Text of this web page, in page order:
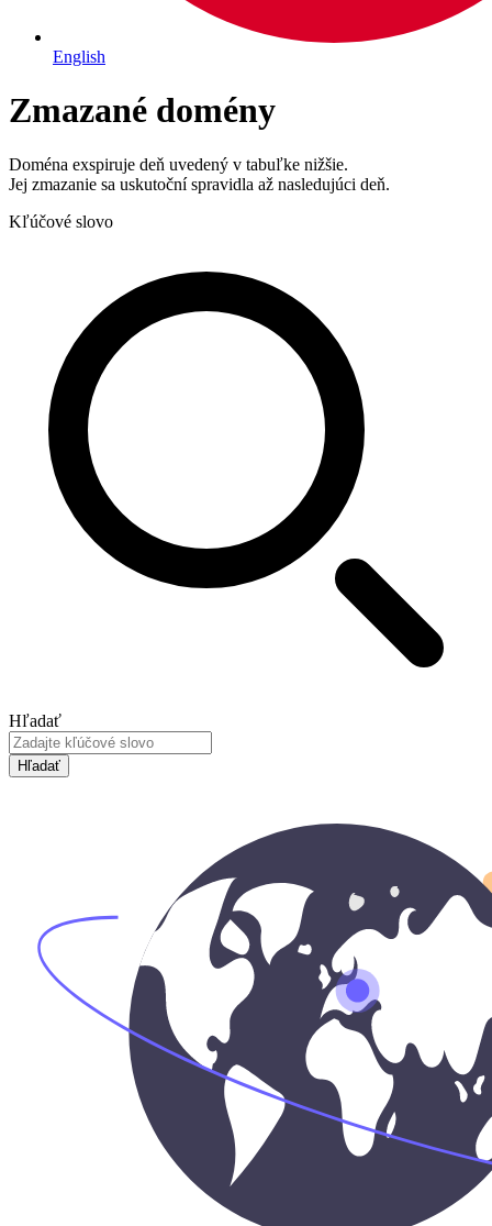
English
Zmazané domény
Doména exspiruje deň uvedený v tabuľke nižšie.
Jej zmazanie sa uskutoční spravidla až nasledujúci deň.
Kľúčové slovo
Hľadať
Hľadať